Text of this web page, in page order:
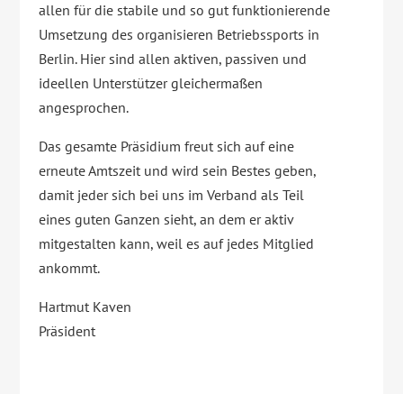
allen für die stabile und so gut funktionierende
Umsetzung des organisieren Betriebssports in
Berlin. Hier sind allen aktiven, passiven und
ideellen Unterstützer gleichermaßen
angesprochen.
Das gesamte Präsidium freut sich auf eine
erneute Amtszeit und wird sein Bestes geben,
damit jeder sich bei uns im Verband als Teil
eines guten Ganzen sieht, an dem er aktiv
mitgestalten kann, weil es auf jedes Mitglied
ankommt.
Hartmut Kaven
Präsident